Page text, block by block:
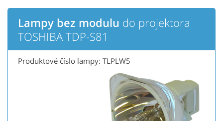
Lampy bez modulu do projektora
TOSHIBA TDP-S81
Produktové číslo lampy: TLPLW5